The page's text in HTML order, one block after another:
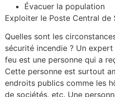
Évacuer la population
Exploiter le Poste Central de
Quelles sont les
sécurité incendie ? Un
feu est une personne qui a
Cette personne est surtout
endroits publics comme les
de sociétés, etc. Une